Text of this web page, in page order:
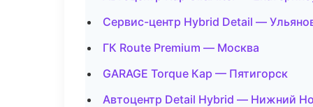
Сервис-центр Hybrid Detail —
ГК Route Premium — Москва
GARAGE Torque Кар — Пятигорск
Автоцентр Detail Hybrid — Нижний